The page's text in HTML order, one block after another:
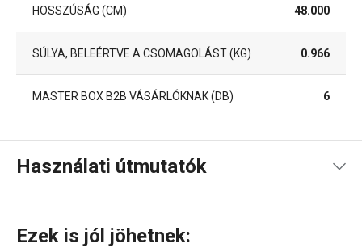
HOSSZÚSÁG (CM) 48.000
SÚLYA, BELEÉRTVE A CSOMAGOLÁST (KG) 0.966
MASTER BOX B2B VÁSÁRLÓKNAK (DB) 6
Használati útmutatók
Használati útmutató és biztonsági információk
Ezek is jól jöhetnek: